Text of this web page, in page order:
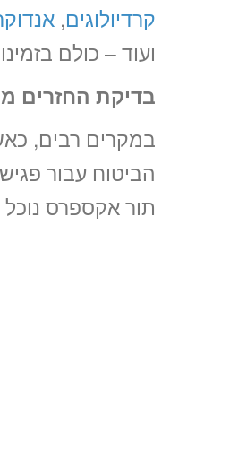
קרדיולוגים,
ועוד – כולם
בדיקת החזרים
במקרים רבים,
הביטוח עבור
תור אקספרס